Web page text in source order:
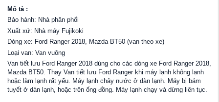
Mô tả :
Bảo hành: Nhà phân phối
Xuất xứ: Nhà máy Fujikoki
Dòng xe: Ford Ranger 2018, Mazda BT50 (van theo xe)
Loại van: Van vuông
Van tiết lưu Ford Ranger 2018 dùng cho các dòng xe Ford Ranger 2018,
Mazda BT50. Thay Van tiết lưu Ford Ranger khi máy lạnh không lạnh
hoặc làm lạnh rất yếu. Máy lạnh chảy nước ở dàn lạnh. Máy bị bám
tuyết ở dàn lạnh, hoặc trên ống đồng. Máy lạnh chạy và dừng liên tục.